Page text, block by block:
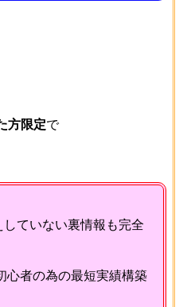
方限定で
ていない裏情報も完全
心者の為の最短実績構築